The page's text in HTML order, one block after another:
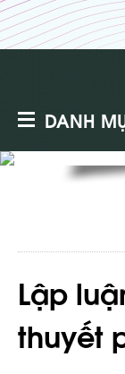
DANH
Lập
thuyết